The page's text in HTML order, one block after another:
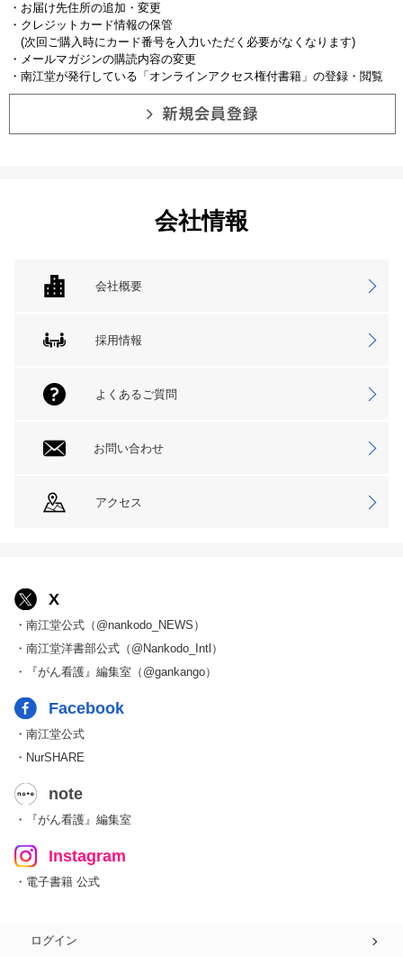
・お届け先住所の追加・変更
・クレジットカード情報の保管
(次回ご購入時にカード番号を入力いただく必要がなくなります)
・メールマガジンの購読内容の変更
・南江堂が発行している「オンラインアクセス権付書籍」の登録・閲覧
会社情報
会社概要
採用情報
よくあるご質問
お問い合わせ
アクセス
X
・南江堂公式（@nankodo_NEWS）
・南江堂洋書部公式（@Nankodo_Intl）
・『がん看護』編集室（@gankango）
Facebook
・南江堂公式
・NurSHARE
note
・『がん看護』編集室
Instagram
・電子書籍 公式
ログイン